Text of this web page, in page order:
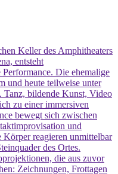
Keller des Amphitheaters
entsteht
Die ehemalige
und heute teilweise unter
Tanz, bildende Kunst, Video
zu einer immersiven
bewegt sich zwischen
und
Körper reagieren unmittelbar
des Ortes.
die aus zuvor
Zeichnungen, Frottagen